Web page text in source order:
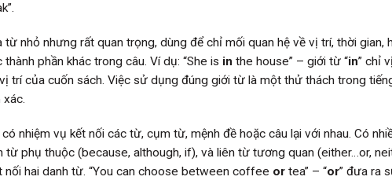
từ nhỏ nhưng rất quan trọng, dùng để chỉ mối quan hệ về vị trí, thời gian,
phần khác trong câu. Ví dụ: “She is in the house” – giới từ “in” chỉ
trí của cuốn sách. Việc sử dụng đúng giới từ là một thử thách trong
xác.
nhiệm vụ kết nối các từ, cụm từ, mệnh đề hoặc câu lại với nhau. Có
từ phụ thuộc (because, although, if), và liên từ tương quan (either…or,
nối hai danh từ. “You can choose between coffee or tea” – “or” đưa ra